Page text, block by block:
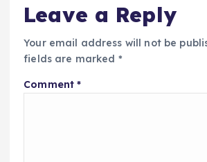
Leave a Reply
Your email address will not be
fields are marked *
Comment*